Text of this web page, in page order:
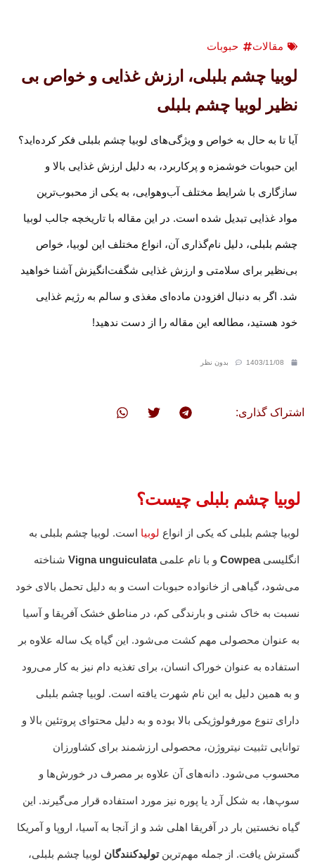
مقالات حبوبات
لوبیا چشم بلبلی، ارزش غذایی و خواص بی
نظیر لوبیا چشم بلبلی
آیا تا به حال به خواص و ویژگی‌های لوبیا چشم بلبلی فکر کرده‌اید؟
این حبوبات خوشمزه و پرکاربرد، به دلیل ارزش غذایی بالا و
سازگاری با شرایط مختلف آب‌وهوایی، به یکی از محبوب‌ترین
مواد غذایی تبدیل شده است. در این مقاله با تاریخچه جالب لوبیا
چشم بلبلی، دلیل نام‌گذاری آن، انواع مختلف این لوبیا، خواص
بی‌نظیر برای سلامتی و ارزش غذایی شگفت‌انگیزش آشنا خواهید
شد. اگر به دنبال افزودن ماده‌ای مغذی و سالم به رژیم غذایی
خود هستید، مطالعه این مقاله را از دست ندهید!
1403/11/08 بدون نظر
اشتراک گذاری:
لوبیا چشم بلبلی چیست؟
لوبیا چشم بلبلی که یکی از انواع لوبیا است. لوبیا چشم بلبلی به
انگلیسیCowpea و با نام علمیVigna unguiculata شناخته
می‌شود، گیاهی از خانواده حبوبات است و به دلیل تحمل بالای خود
نسبت به خاک شنی و بارندگی کم، در مناطق خشک آفریقا و آسیا
به عنوان محصولی مهم کشت می‌شود. این گیاه یک ساله علاوه بر
استفاده به عنوان خوراک انسان، برای تغذیه دام نیز به کار می‌رود
و به همین دلیل به این نام شهرت یافته است. لوبیا چشم بلبلی
دارای تنوع مورفولوژیکی بالا بوده و به دلیل محتوای پروتئین بالا و
توانایی تثبیت نیتروژن، محصولی ارزشمند برای کشاورزان
محسوب می‌شود. دانه‌های آن علاوه بر مصرف در خورش‌ها و
سوپ‌ها، به شکل آرد یا پوره نیز مورد استفاده قرار می‌گیرند. این
گیاه نخستین بار در آفریقا اهلی شد و از آنجا به آسیا، اروپا و آمریکا
گسترش یافت. از جمله مهم‌ترینتولیدکنندگان لوبیا چشم بلبلی،